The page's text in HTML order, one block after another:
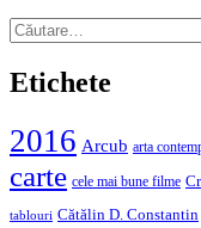
Caută
după:
Etichete
2016 Arcub arta
carte cele mai bune filme
tablouri Cătălin D. Constantin